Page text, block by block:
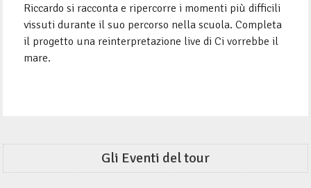
Riccardo si racconta e ripercorre i momenti più difficili
vissuti durante il suo percorso nella scuola. Completa
il progetto una reinterpretazione live di Ci vorrebbe il
mare.
Gli Eventi del tour